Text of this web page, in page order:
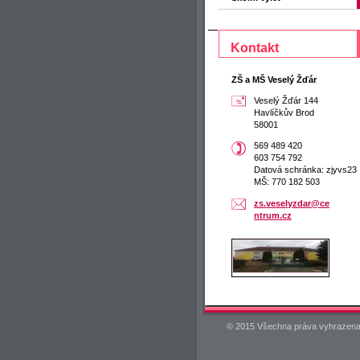
Kontakt
ZŠ a MŠ Veselý Žďár
Veselý Žďár 144
Havlíčkův Brod
58001
569 489 420
603 754 792
Datová schránka: zjyvs23
MŠ: 770 182 503
zs.veselyzdar@ce
ntrum.cz
© 2015 Všechna práva